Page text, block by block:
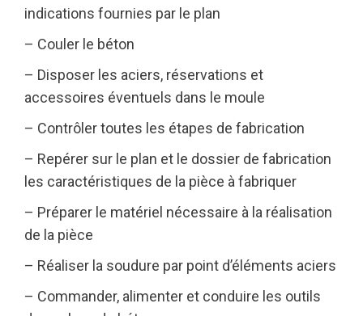
indications fournies par le plan
– Couler le béton
– Disposer les aciers, réservations et
accessoires éventuels dans le moule
– Contrôler toutes les étapes de fabrication
– Repérer sur le plan et le dossier de fabrication
les caractéristiques de la pièce à fabriquer
– Préparer le matériel nécessaire à la réalisation
de la pièce
– Réaliser la soudure par point d’éléments aciers
– Commander, alimenter et conduire les outils